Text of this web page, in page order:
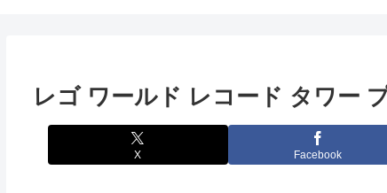
レゴ ワールド レコード タワー
X Facebook